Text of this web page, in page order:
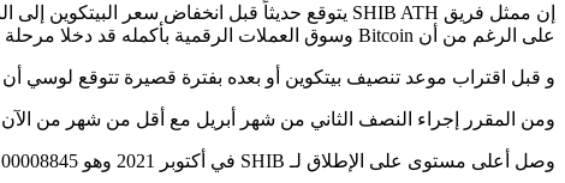
على الرغم من أن Bitcoin وسوق العملات الرقمية بأكمله قد دخلا مرحلة من عكس الأسعار الآن، فإنها تعتقد أن SHIB هو العملة الوحيدة القادرة على مفاجأة السوق.
و قبل اقتراب موعد تنصيف بيتكوين أو بعده بفترة قصيرة تتوقع لوسي
ومن المقرر إجراء النصف الثاني من شهر أبريل مع أقل من شهر من
وصل أعلى مستوى على الإطلاق لـ SHIB في أكتوبر 2021 وهو 0.00008845 دولار.